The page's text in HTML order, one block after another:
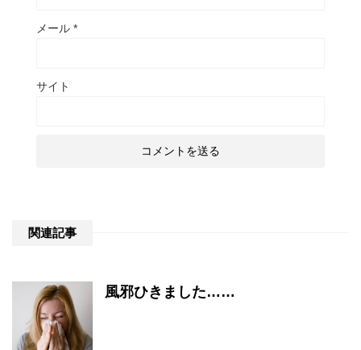
メール *
サイト
関連記事
風邪ひきました……